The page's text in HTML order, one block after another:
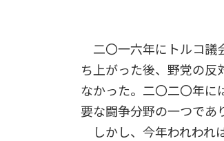
二〇一六年にトルコ議
ち上がった後、野党の反
なかった。二〇二〇年に
要な闘争分野の一つであ
しかし、今年われわれ